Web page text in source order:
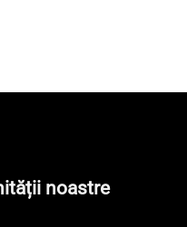
noastre